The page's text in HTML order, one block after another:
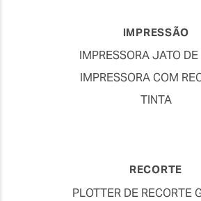
IMPRESSÃO
IMPRESSORA JATO
IMPRESSORA COM
TINTA
RECORTE
PLOTTER DE RECORTE